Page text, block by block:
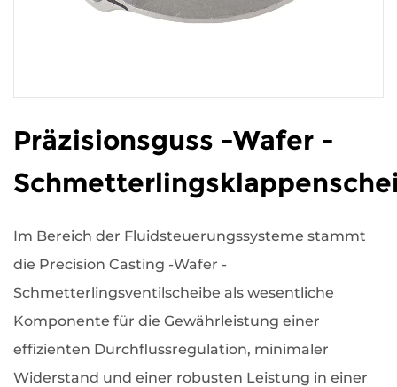
Präzisionsguss -Wafer -
Im Bereich der Fluidsteuerungssysteme stammt
die Precision Casting -Wafer -
Schmetterlingsventilscheibe als wesentliche
Komponente für die Gewährleistung einer
effizienten Durchflussregulation, minimaler
Widerstand und einer robusten Leistung in einer